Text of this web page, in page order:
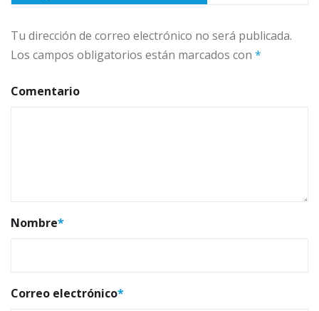
Tu dirección de correo electrónico no será publicada.
Los campos obligatorios están marcados con *
Comentario
Nombre*
Correo electrónico*